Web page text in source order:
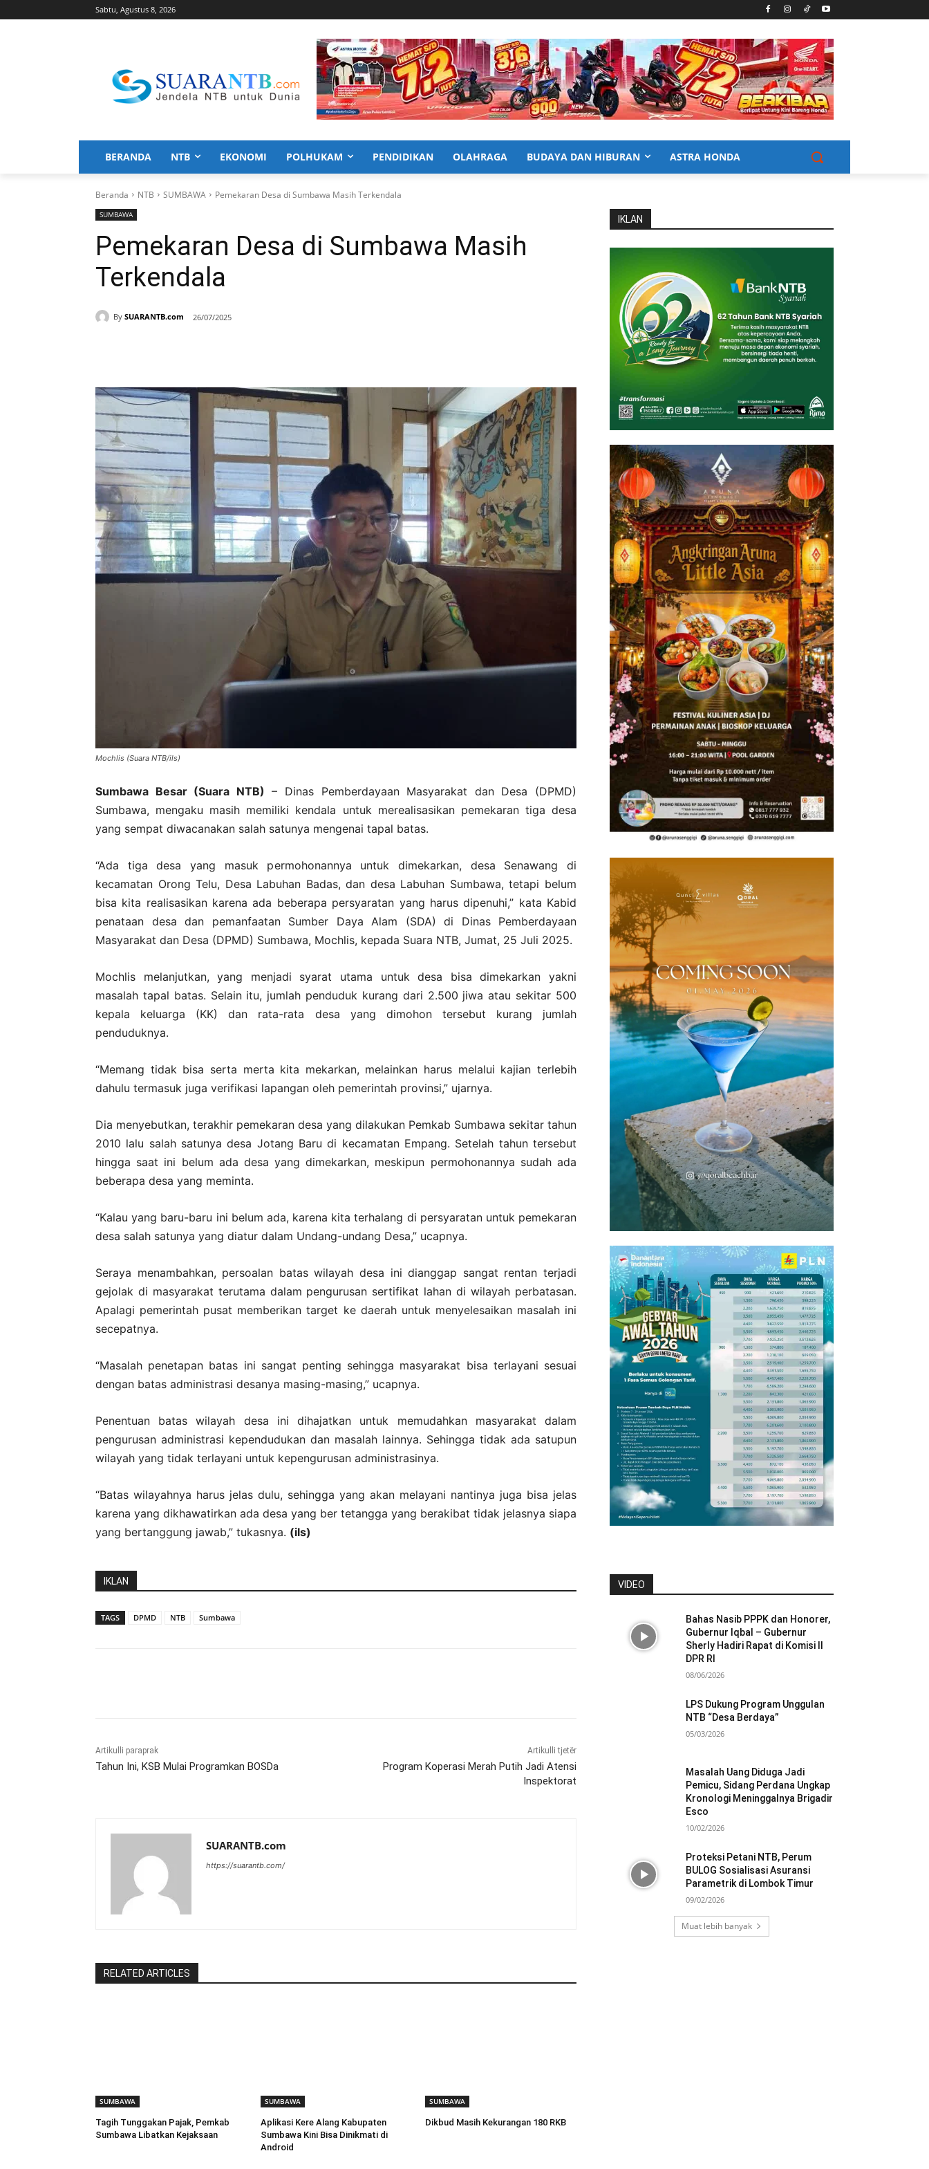
Sabtu, Agustus 8, 2026
BERANDA NTB EKONOMI POLHUKAM PENDIDIKAN OLAHRAGA BUDAYA DAN HIBURAN ASTRA HONDA
Beranda NTB SUMBAWA Pemekaran Desa di Sumbawa Masih Terkendala
SUMBAWA
Pemekaran Desa di Sumbawa Masih
Terkendala
By SUARANTB.com 26/07/2025
Mochlis (Suara NTB/ils)
Sumbawa Besar (Suara NTB) – Dinas Pemberdayaan Masyarakat dan Desa (DPMD)
Sumbawa, mengaku masih memiliki kendala untuk merealisasikan pemekaran tiga desa
yang sempat diwacanakan salah satunya mengenai tapal batas.
“Ada tiga desa yang masuk permohonannya untuk dimekarkan, desa Senawang di
kecamatan Orong Telu, Desa Labuhan Badas, dan desa Labuhan Sumbawa, tetapi belum
bisa kita realisasikan karena ada beberapa persyaratan yang harus dipenuhi,” kata Kabid
penataan desa dan pemanfaatan Sumber Daya Alam (SDA) di Dinas Pemberdayaan
Masyarakat dan Desa (DPMD) Sumbawa, Mochlis, kepada Suara NTB, Jumat, 25 Juli 2025.
Mochlis melanjutkan, yang menjadi syarat utama untuk desa bisa dimekarkan yakni
masalah tapal batas. Selain itu, jumlah penduduk kurang dari 2.500 jiwa atau sekitar 500
kepala keluarga (KK) dan rata-rata desa yang dimohon tersebut kurang jumlah
penduduknya.
“Memang tidak bisa serta merta kita mekarkan, melainkan harus melalui kajian terlebih
dahulu termasuk juga verifikasi lapangan oleh pemerintah provinsi,” ujarnya.
Dia menyebutkan, terakhir pemekaran desa yang dilakukan Pemkab Sumbawa sekitar tahun
2010 lalu salah satunya desa Jotang Baru di kecamatan Empang. Setelah tahun tersebut
hingga saat ini belum ada desa yang dimekarkan, meskipun permohonannya sudah ada
beberapa desa yang meminta.
“Kalau yang baru-baru ini belum ada, karena kita terhalang di persyaratan untuk pemekaran
desa salah satunya yang diatur dalam Undang-undang Desa,” ucapnya.
Seraya menambahkan, persoalan batas wilayah desa ini dianggap sangat rentan terjadi
gejolak di masyarakat terutama dalam pengurusan sertifikat lahan di wilayah perbatasan.
Apalagi pemerintah pusat memberikan target ke daerah untuk menyelesaikan masalah ini
secepatnya.
“Masalah penetapan batas ini sangat penting sehingga masyarakat bisa terlayani sesuai
dengan batas administrasi desanya masing-masing,” ucapnya.
Penentuan batas wilayah desa ini dihajatkan untuk memudahkan masyarakat dalam
pengurusan administrasi kependudukan dan masalah lainnya. Sehingga tidak ada satupun
wilayah yang tidak terlayani untuk kepengurusan administrasinya.
“Batas wilayahnya harus jelas dulu, sehingga yang akan melayani nantinya juga bisa jelas
karena yang dikhawatirkan ada desa yang ber tetangga yang berakibat tidak jelasnya siapa
yang bertanggung jawab,” tukasnya. (ils)
IKLAN
TAGS DPMD NTB Sumbawa
Artikulli paraprak
Tahun Ini, KSB Mulai Programkan BOSDa
Artikulli tjetër
Program Koperasi Merah Putih Jadi Atensi
Inspektorat
SUARANTB.com
https://suarantb.com/
RELATED ARTICLES
SUMBAWA
Tagih Tunggakan Pajak, Pemkab
Sumbawa Libatkan Kejaksaan
SUMBAWA
Aplikasi Kere Alang Kabupaten
Sumbawa Kini Bisa Dinikmati di
Android
SUMBAWA
Dikbud Masih Kekurangan 180 RKB
IKLAN
VIDEO
Bahas Nasib PPPK dan Honorer,
Gubernur Iqbal – Gubernur
Sherly Hadiri Rapat di Komisi II
DPR RI
08/06/2026
LPS Dukung Program Unggulan
NTB “Desa Berdaya”
05/03/2026
Masalah Uang Diduga Jadi
Pemicu, Sidang Perdana Ungkap
Kronologi Meninggalnya Brigadir
Esco
10/02/2026
Proteksi Petani NTB, Perum
BULOG Sosialisasi Asuransi
Parametrik di Lombok Timur
09/02/2026
Muat lebih banyak